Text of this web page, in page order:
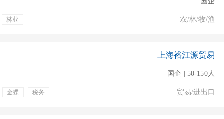
林业
农/林/牧/渔
金蝶
税务
上海裕江源贸易
国企 | 50-150人
贸易/进出口